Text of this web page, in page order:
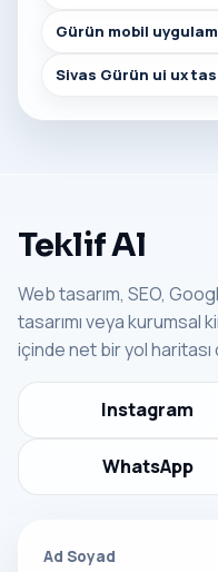
Gürün mobil
Sivas Gürün ui ux
Teklif Al
Web tasarım, SEO,
tasarımı veya kurumsal
içinde net bir yol haritası
Instagram
WhatsApp
Ad Soyad